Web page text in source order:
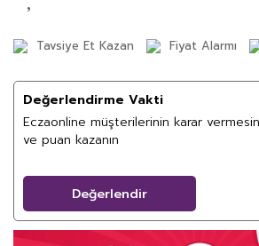
Tavsiye Et Kazan Fiyat Alarmı
Değerlendirme Vakti
Eczaonline müşterilerinin karar
ve puan kazanın
Değerlendir